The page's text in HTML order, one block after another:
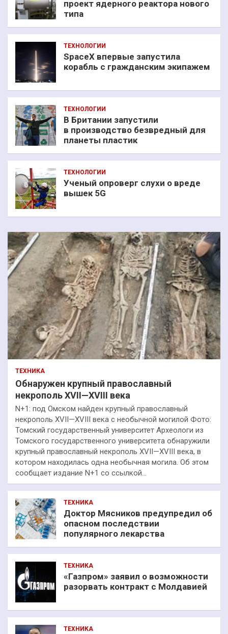
проект ядерного реактора нового
типа
ТЕХНОЛОГИИ
SpaceX впервые запустила
корабль с гражданским экипажем
ТЕХНОЛОГИИ
В Британии запустили
в производство безвредный для
планеты пластик
ТЕХНОЛОГИИ
Ученый опроверг слухи о вреде
вышек 5G
ТЕХНИКА
Обнаружен крупный православный
некрополь XVII—XVIII века
N+1: под Омском найден крупный православный
некрополь XVII—XVIII века с необычной могилой Фото:
Томский государственный университет Археологи из
Томского государственного университета обнаружили
крупный православный некрополь XVII—XVIII века, в
котором находилась одна необычная могила. Об этом
сообщает издание N+1 со ссылкой…
ТЕХНИКА
Доктор Мясников предупредил об
опасном последствии
популярного лекарства
ТЕХНИКА
«Газпром» заявил о возможности
разорвать контракт с Молдавией
ТЕХНИКА